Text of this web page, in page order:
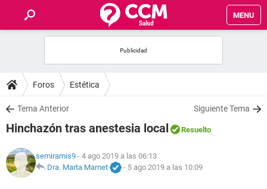
MENU
FOROS
SALUD
NUTRICIÓN
Foros Estética
Tema Anterior Siguiente Tema
Hinchazón tras anestesia local Resuelto
semiramis9 - 4 ago 2019 a las 06:13
Dra. Marta Marnet
- 5 ago 2019 a las 10:09